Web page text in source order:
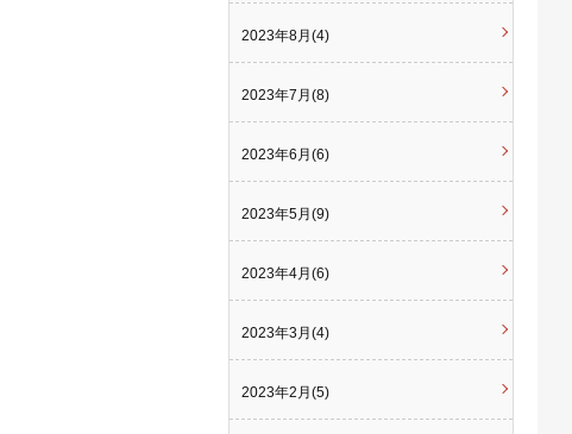
2023年8月(4)
2023年7月(8)
2023年6月(6)
2023年5月(9)
2023年4月(6)
2023年3月(4)
2023年2月(5)